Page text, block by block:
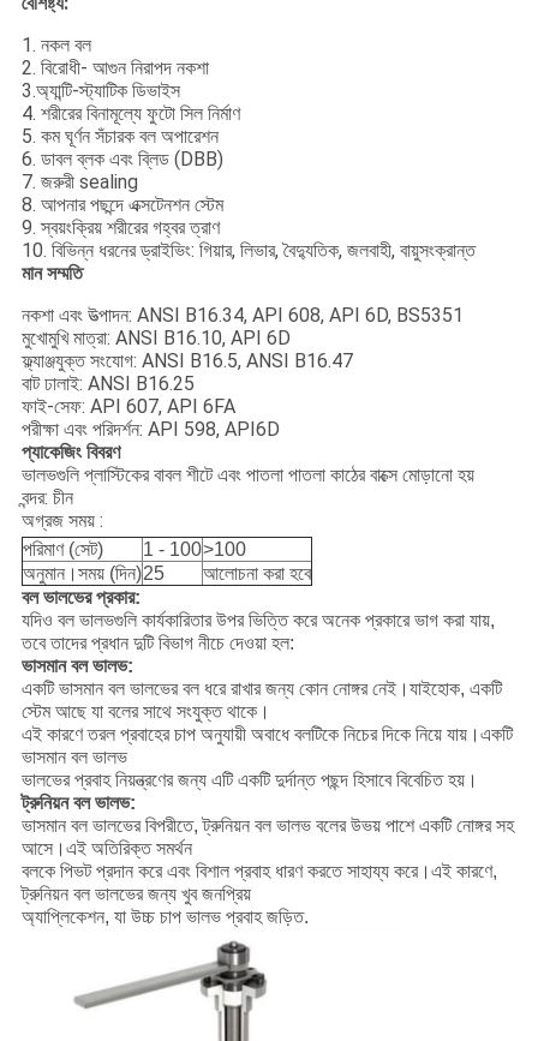
1. নকল বল
2. বিরোধী- আগুন নিরাপদ নকশা
3.অ্যান্টি-স্ট্যাটিক ডিভাইস
4. শরীরের বিনামূল্যে ফুটো সিল নির্মাণ
5. কম ঘূর্ণন সঁচারক বল অপারেশন
6. ডাবল ব্লক এবং ব্লিড (DBB)
7. জরুরী sealing
8. আপনার পছন্দে এক্সটেনশন স্টেম
9. স্বয়ংক্রিয় শরীরের গহ্বর ত্রাণ
10. বিভিন্ন ধরনের ড্রাইভিং: গিয়ার, লিভার, বৈদ্যুতিক, জলবাহী, বায়ুসংক্রান্ত
মান সম্মতি
নকশা এবং উত্পাদন: ANSI B16.34, API 608, API 6D, BS5351
মুখোমুখি মাত্রা: ANSI B16.10, API 6D
ফ্ল্যাঞ্জযুক্ত সংযোগ: ANSI B16.5, ANSI B16.47
বাট ঢালাই: ANSI B16.25
ফাই-সেফ: API 607, API 6FA
পরীক্ষা এবং পরিদর্শন: API 598, API6D
প্যাকেজিং বিবরণ
ভালভগুলি প্লাস্টিকের বাবল শীটে এবং পাতলা পাতলা কাঠের বাক্সে মোড়ানো হয়
বন্দর: চীন
অগ্রজ সময় :
পরিমাণ (সেট) 1 - 100>100
অনুমান।সময় (দিন)25
আলোচনা করা হবে
বল ভালভের প্রকার:
যদিও বল ভালভগুলি কার্যকারিতার উপর ভিত্তি করে অনেক প্রকারে ভাগ করা যায়,
তবে তাদের প্রধান দুটি বিভাগ নীচে দেওয়া হল:
ভাসমান বল ভালভ:
একটি ভাসমান বল ভালভের বল ধরে রাখার জন্য কোন নোঙ্গর নেই।যাইহোক, একটি
স্টেম আছে যা বলের সাথে সংযুক্ত থাকে।
এই কারণে তরল প্রবাহের চাপ অনুযায়ী অবাধে বলটিকে নিচের দিকে নিয়ে যায়।একটি
ভাসমান বল ভালভ
ভালভের প্রবাহ নিয়ন্ত্রণের জন্য এটি একটি দুর্দান্ত পছন্দ হিসাবে বিবেচিত হয়।
ট্রুনিয়ন বল ভালভ:
ভাসমান বল ভালভের বিপরীতে, ট্রুনিয়ন বল ভালভ বলের উভয় পাশে একটি নোঙ্গর সহ
আসে।এই অতিরিক্ত সমর্থন
বলকে পিভট প্রদান করে এবং বিশাল প্রবাহ ধারণ করতে সাহায্য করে।এই কারণে,
ট্রুনিয়ন বল ভালভের জন্য খুব জনপ্রিয়
অ্যাপ্লিকেশন, যা উচ্চ চাপ ভালভ প্রবাহ জড়িত.